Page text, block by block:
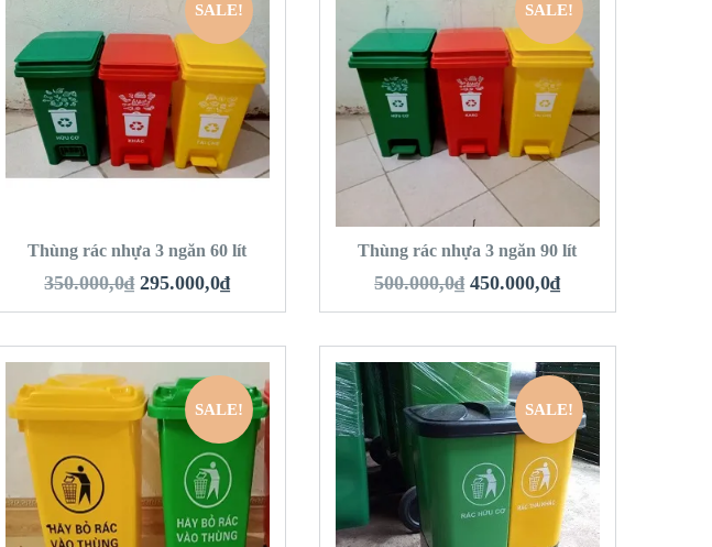
SALE!
QUICK LOOK
VIEW DETAILS
Thùng rác nhựa 3 ngăn 60 lít
350.000,0₫ 295.000,0₫
SALE!
QUICK LOOK
VIEW DETAILS
THÊM VÀO GIỎ HÀNG
Thùng rác nhựa 3 ngăn 90 lít
500.000,0₫ 450.000,0₫
SALE!
QUICK LOOK
SALE!
QUICK LOOK